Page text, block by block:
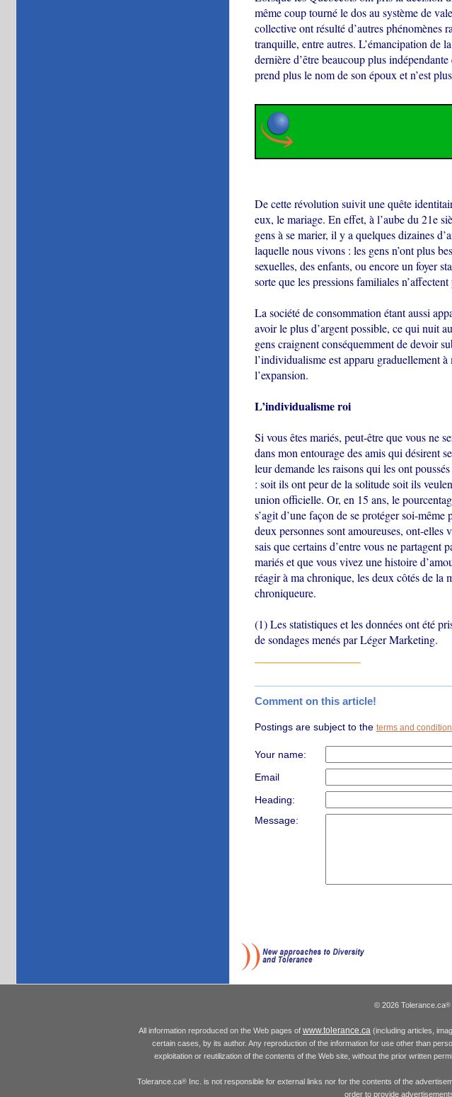
même coup tourné le dos au système de
collective ont résulté d’autres
tranquille, entre autres. L’émancipation de
dernière d’être beaucoup plus
prend plus le nom de son époux et n’est
De cette révolution suivit une quête
eux, le mariage. En effet, à l’aube du 21e
gens à se marier, il y a quelques dizaines
laquelle nous vivons : les gens n’ont plus
sexuelles, des enfants, ou encore un foyer
sorte que les pressions familiales
La société de consommation étant aussi
avoir le plus d’argent possible, ce qui nuit
gens craignent conséquemment de devoir
l’individualisme est apparu graduellement
l’expansion.
L’individualisme roi
Si vous êtes mariés, peut-être que vous ne
dans mon entourage des amis qui désirent
leur demande les raisons qui les ont
: soit ils ont peur de la solitude soit ils
union officielle. Or, en 15 ans, le
s’agit d’une façon de se protéger soi-
deux personnes sont amoureuses, ont-elles
sais que certains d’entre vous ne partagent
mariés et que vous vivez une histoire
réagir à ma chronique, les deux côtés de la
chroniqueure.
(1) Les statistiques et les données ont été
de sondages menés par Léger Marketing.
Comment on this article!
Postings are subject to the terms and
Your name:
Email
Heading:
Message:
© 2026 Tolerance.ca®
All information reproduced on the Web pages of www.tolerance.ca (including articles,
certain cases, by its author. Any reproduction of the information for use other than
exploitation or reutilization of the contents of the Web site, without the prior written
Tolerance.ca®Inc. is not responsible for external links nor for the contents of the
order to provide